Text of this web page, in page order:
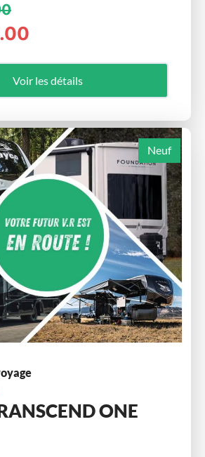
Voir les détails
Neuf
ONE